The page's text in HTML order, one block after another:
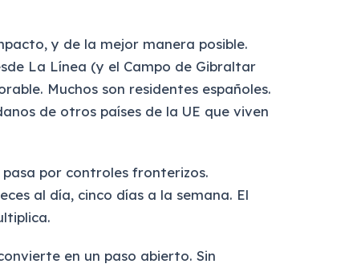
y de la mejor manera posible.
La Línea (y el Campo de Gibraltar
Muchos son residentes españoles.
de otros países de la UE que viven
por controles fronterizos.
al día, cinco días a la semana. El
en un paso abierto. Sin